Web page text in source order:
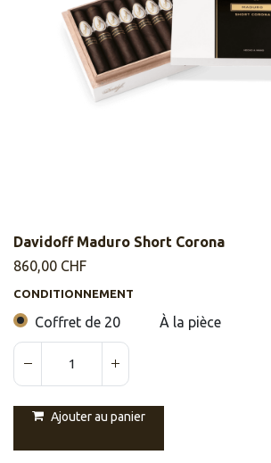
Davidoff Maduro Short Corona
860,00 CHF
CONDITIONNEMENT
Coffret de 20 À la pièce
Ajouter au panier